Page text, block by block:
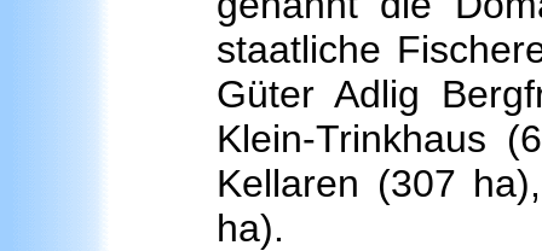
staatliche
Güter Adlig
Klein-Trinkhaus
Kellaren (307
ha).